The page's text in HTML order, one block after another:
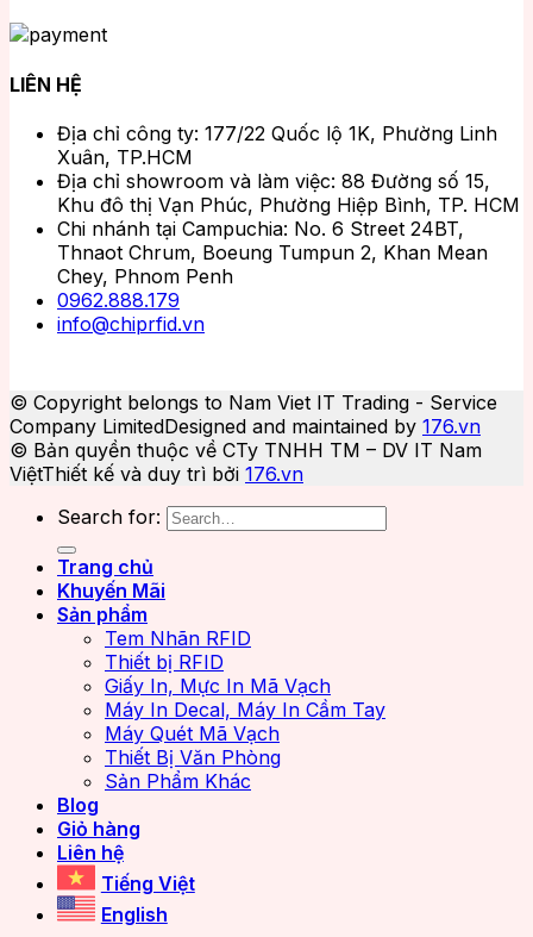
LIÊN HỆ
Địa chỉ công ty: 177/22 Quốc lộ 1K, Phường Linh
Xuân, TP.HCM
Địa chỉ showroom và làm việc: 88 Đường số 15,
Khu đô thị Vạn Phúc, Phường Hiệp Bình, TP. HCM
Chi nhánh tại Campuchia: No. 6 Street 24BT,
Thnaot Chrum, Boeung Tumpun 2, Khan Mean
Chey, Phnom Penh
0962.888.179
info@chiprfid.vn
© Copyright belongs to Nam Viet IT Trading - Service
Company LimitedDesigned and maintained by 176.vn
© Bản quyền thuộc về CTy TNHH TM – DV IT Nam
ViệtThiết kế và duy trì bởi 176.vn
Search for:
Trang chủ
Khuyến Mãi
Sản phẩm
Tem Nhãn RFID
Thiết bị RFID
Giấy In, Mực In Mã Vạch
Máy In Decal, Máy In Cầm Tay
Máy Quét Mã Vạch
Thiết Bị Văn Phòng
Sản Phẩm Khác
Blog
Giỏ hàng
Liên hệ
Tiếng Việt
English